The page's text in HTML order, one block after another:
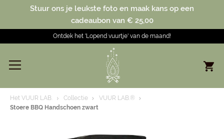
Stuur ons je leukste foto en maak kans op een
cadeaubon van € 25,00
Ontdek het 'Lopend vuurtje' van de maand!
Het VUUR LAB. Collectie
VUUR LAB.®
Stoere BBQ Handschoen zwart